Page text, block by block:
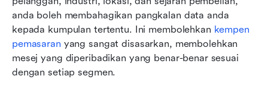
anda boleh membahagikan pangkalan data anda
kepada kumpulan tertentu. Ini membolehkan kempen
pemasaran yang sangat disasarkan, membolehkan
mesej yang diperibadikan yang benar-benar sesuai
dengan setiap segmen.